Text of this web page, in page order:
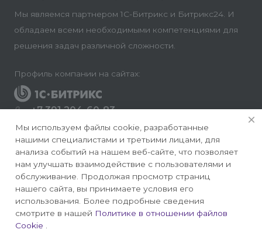
Мы являемся партнером 1С-Битрикс и Битрикс24. И
обладаем всеми необходимыми компетенциями для
решения задач различной сложности.
Профиль компании на сайтах:
+7 391 204-60-83
Заказать звонок
info@conversite.ru
г. Красноярск, ул. Ладо Кецховели 22а, офис 8-28/1
Мы используем файлы cookie, разработанные
нашими специалистами и третьими лицами, для
анализа событий на нашем веб-сайте, что позволяет
нам улучшать взаимодействие с пользователями и
обслуживание. Продолжая просмотр страниц
нашего сайта, вы принимаете условия его
использования. Более подробные сведения
смотрите в нашей Политике в отношении файлов
Cookie